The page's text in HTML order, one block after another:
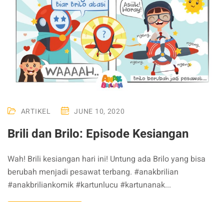
ARTIKEL JUNE 10, 2020
Brili dan Brilo: Episode Kesiangan
Wah! Brili kesiangan hari ini! Untung ada Brilo yang bisa
berubah menjadi pesawat terbang. #anakbrilian
#anakbriliankomik #kartunlucu #kartunanak...